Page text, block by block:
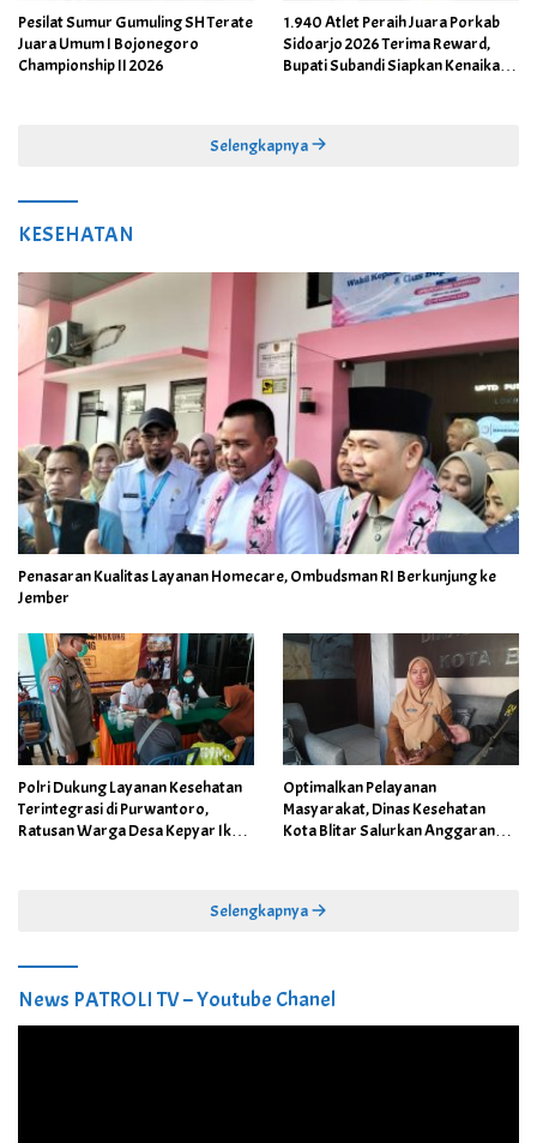
Pesilat Sumur Gumuling SH Terate
Juara Umum I Bojonegoro
Championship II 2026
1.940 Atlet Peraih Juara Porkab
Sidoarjo 2026 Terima Reward,
Bupati Subandi Siapkan Kenaikan
Selengkapnya
KESEHATAN
Penasaran Kualitas Layanan Homecare, Ombudsman RI Berkunjung ke
Jember
Polri Dukung Layanan Kesehatan
Terintegrasi di Purwantoro,
Ratusan Warga Desa Kepyar Ikuti
Optimalkan Pelayanan
Masyarakat, Dinas Kesehatan
Kota Blitar Salurkan Anggaran
Selengkapnya
News PATROLI TV – Youtube Chanel